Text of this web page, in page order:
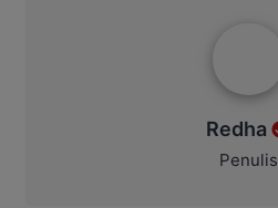
Redha
Penulis